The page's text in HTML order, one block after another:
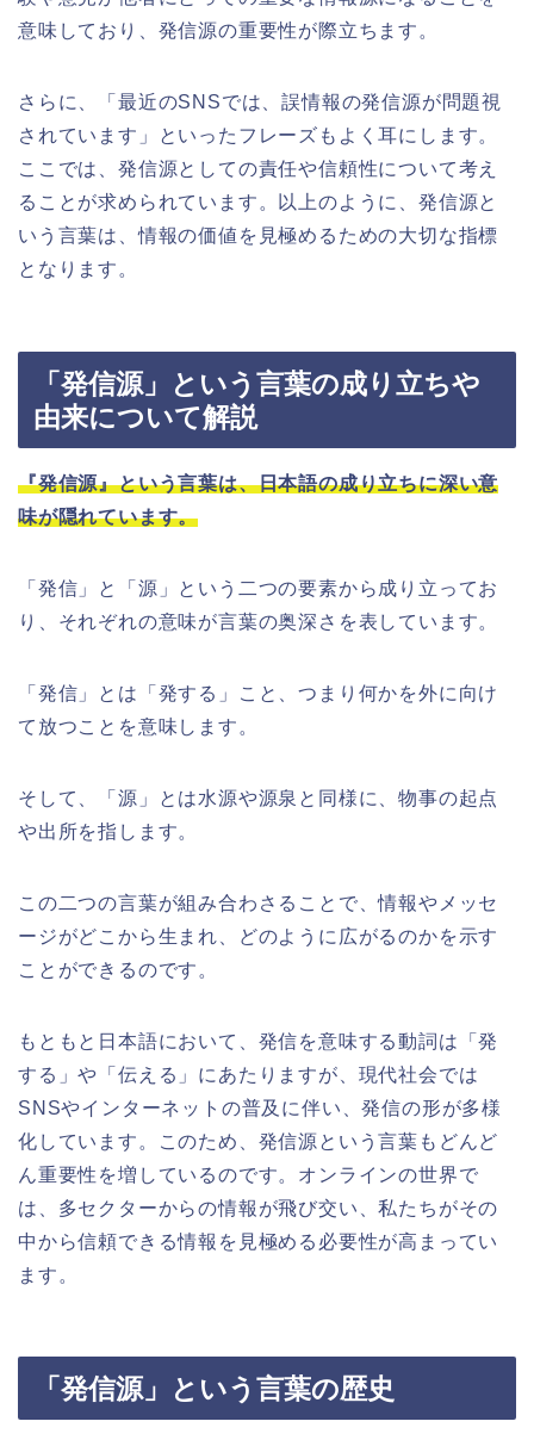
意味しており、発信源の重要性が際立ちます。
さらに、「最近のSNSでは、誤情報の発信源が問題視
されています」といったフレーズもよく耳にします。
ここでは、発信源としての責任や信頼性について考え
ることが求められています。以上のように、発信源と
いう言葉は、情報の価値を見極めるための大切な指標
となります。
「発信源」という言葉の成り立ちや
由来について解説
『発信源』という言葉は、日本語の成り立ちに深い意
味が隠れています。
「発信」と「源」という二つの要素から成り立ってお
り、それぞれの意味が言葉の奥深さを表しています。
「発信」とは「発する」こと、つまり何かを外に向け
て放つことを意味します。
そして、「源」とは水源や源泉と同様に、物事の起点
や出所を指します。
この二つの言葉が組み合わさることで、情報やメッセ
ージがどこから生まれ、どのように広がるのかを示す
ことができるのです。
もともと日本語において、発信を意味する動詞は「発
する」や「伝える」にあたりますが、現代社会では
SNSやインターネットの普及に伴い、発信の形が多様
化しています。このため、発信源という言葉もどんど
ん重要性を増しているのです。オンラインの世界で
は、多セクターからの情報が飛び交い、私たちがその
中から信頼できる情報を見極める必要性が高まってい
ます。
「発信源」という言葉の歴史